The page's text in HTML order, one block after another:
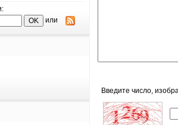
или
Введите число,